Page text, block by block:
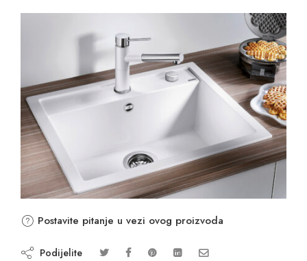
Postavite pitanje u vezi ovog proizvoda
Podijelite